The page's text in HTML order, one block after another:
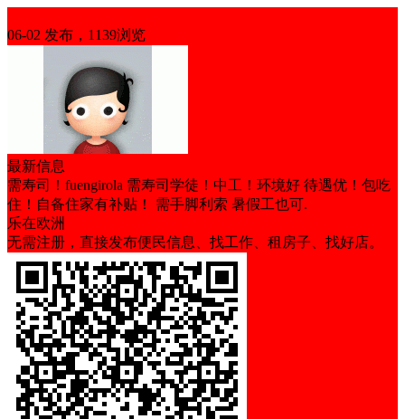
06-02 发布，1139浏览
最新信息
需寿司！fuengirola 需寿司学徒！中工！环境好 待遇优！包吃
住！自备住家有补贴！ 需手脚利索 暑假工也可.
乐在欧洲
无需注册，直接发布便民信息、找工作、租房子、找好店。